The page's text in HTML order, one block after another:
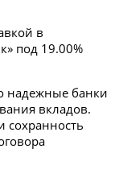
в
под 19.00%
надежные банки
вкладов.
сохранность